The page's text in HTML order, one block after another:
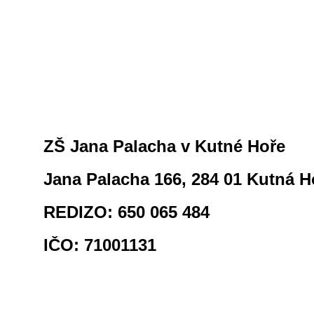
ZŠ Jana Palacha v Kutné Hoře
Jana Palacha 166, 284 01 Kutná
REDIZO: 650 065 484
IČO: 71001131